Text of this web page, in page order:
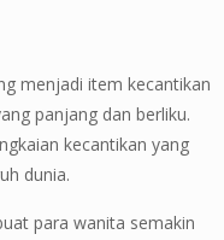
menjadi item kecantikan
panjang dan berliku.
kecantikan yang
dunia.
para wanita semakin